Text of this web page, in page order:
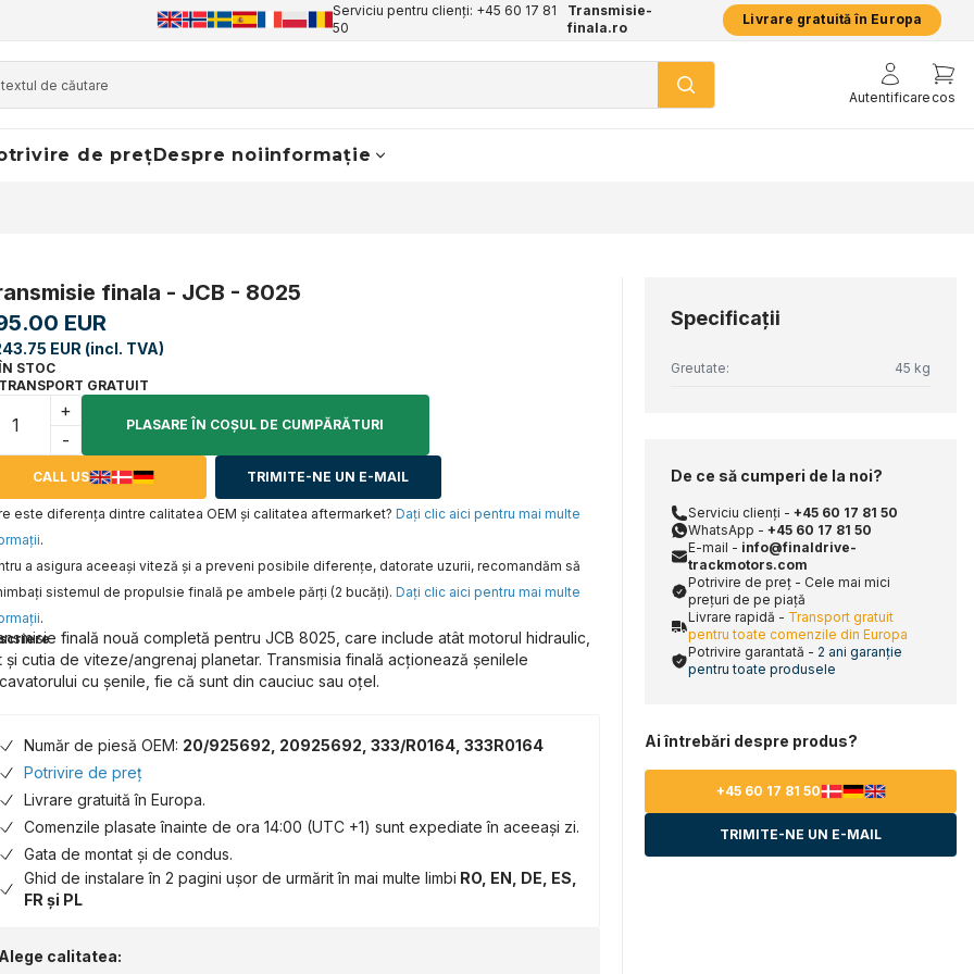
Serviciu pentru clienți: +45 60 17 81
50
Transmisie-
finala.ro
Livrare gratuită în Europa
Autentificare cos
de prețDespre noiinformație
finala - JCB - 8025
EUR
EUR (incl. TVA)
ÎN STOC
TRANSPORT GRATUIT
+
-
PLASARE ÎN COŞUL DE CUMPĂRĂTURI
CALL US TRIMITE-NE UN E-MAIL
este diferența dintre calitatea OEM și calitatea aftermarket? Daţi clic aici pentru mai multe
.
a asigura aceeaşi viteză şi a preveni posibile diferenţe, datorate uzurii, recomandăm să
sistemul de propulsie finală pe ambele părţi (2 bucăţi). Daţi clic aici pentru mai multe
.
finală nouă completă pentru JCB 8025, care include atât motorul hidraulic,
și cutia de viteze/angrenaj planetar. Transmisia finală acționează șenilele
cu șenile, fie că sunt din cauciuc sau oțel.
Număr de piesă OEM: 20/925692, 20925692, 333/R0164, 333R0164
Potrivire de preț
Livrare gratuită în Europa.
Comenzile plasate înainte de ora 14:00 (UTC +1) sunt expediate în aceeași zi.
Gata de montat și de condus.
Ghid de instalare în 2 pagini ușor de urmărit în mai multe limbi RO, EN, DE, ES,
FR și PL
Alege calitatea:
Specificaţii
Greutate: 45 kg
De ce să cumperi de la noi?
Serviciu clienți - +45 60 17 81 50
WhatsApp - +45 60 17 81 50
E-mail - info@finaldrive-
trackmotors.com
Potrivire de preț - Cele mai mici
prețuri de pe piață
Livrare rapidă - Transport gratuit
pentru toate comenzile din Europa
Potrivire garantată - 2 ani garanție
pentru toate produsele
Ai întrebări despre produs?
+45 60 17 81 50
TRIMITE-NE UN E-MAIL